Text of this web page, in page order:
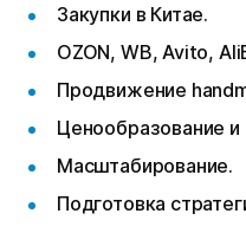
Закупки в Китае.
OZON, WB, Avito,
Продвижение
Ценообразование
Масштабирование.
Подготовка